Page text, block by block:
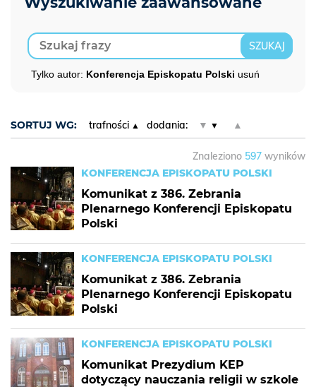
Tylko autor: Konferencja Episkopatu Polski usuń
SORTUJ WG: trafności dodania: ▼ ▲
Znaleziono 597 wyników
KONFERENCJA EPISKOPATU POLSKI
Komunikat z 386. Zebrania
Plenarnego Konferencji Episkopatu
Polski
KONFERENCJA EPISKOPATU POLSKI
Komunikat z 386. Zebrania
Plenarnego Konferencji Episkopatu
Polski
KONFERENCJA EPISKOPATU POLSKI
Komunikat Prezydium KEP
dotyczący nauczania religii w szkole